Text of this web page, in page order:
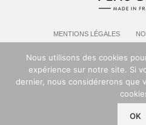
MENTIONS LÉGALES
POLITIQUE DE
Espace professionel
Nous utilisons des cookies
expérience sur notre site. Si
dernier, nous considérerons que
OK